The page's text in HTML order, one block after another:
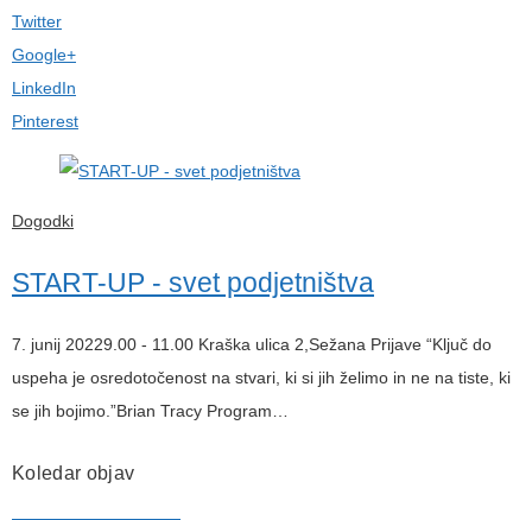
Twitter
Google+
LinkedIn
Pinterest
Dogodki
START-UP - svet podjetništva
7. junij 20229.00 - 11.00 Kraška ulica 2,Sežana Prijave “Ključ do
uspeha je osredotočenost na stvari, ki si jih želimo in ne na tiste, ki
se jih bojimo.”Brian Tracy Program…
Koledar objav